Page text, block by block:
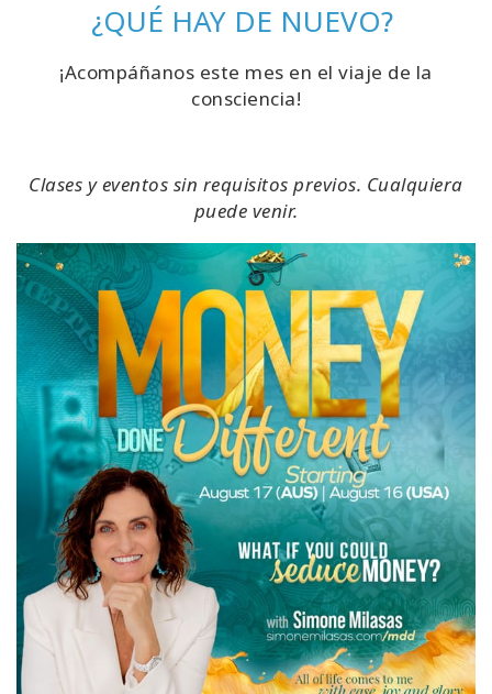
¿QUÉ HAY DE NUEVO?
¡Acompáñanos este mes en el viaje de la
consciencia!
Clases y eventos sin requisitos previos. Cualquiera
puede venir.